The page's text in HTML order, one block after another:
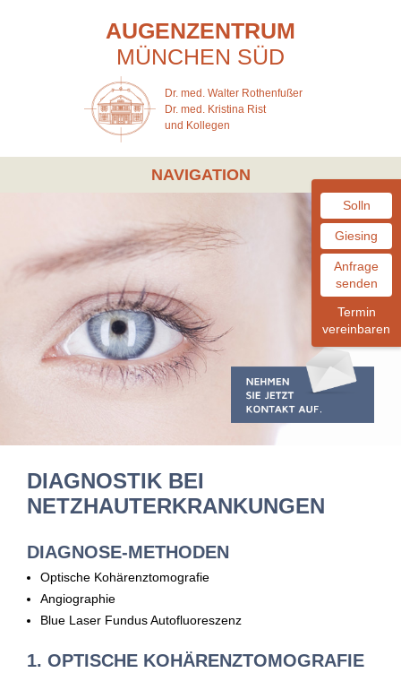
AUGENZENTRUM
MÜNCHEN SÜD
Dr. med. Walter Rothenfußer
Dr. med. Kristina Rist
und Kollegen
NAVIGATION
Solln
Giesing
Anfrage
senden
Termin
vereinbaren
DIAGNOSTIK BEI
NETZHAUTERKRANKUNGEN
DIAGNOSE-METHODEN
Optische Kohärenztomografie
Angiographie
Blue Laser Fundus Autofluoreszenz
1. OPTISCHE KOHÄRENZTOMOGRAFIE